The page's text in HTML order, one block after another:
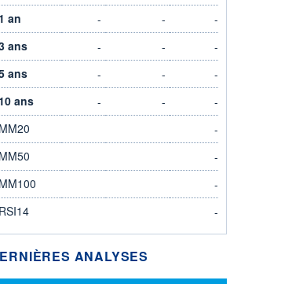
1 an
- -
-
ans
- -
-
ans
- -
-
10 ans
- -
-
MM20
-
MM50
-
MM100
-
RSI14
-
ANALYSES